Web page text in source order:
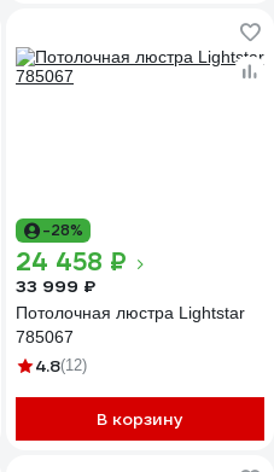
-28%
24 458 ₽
33 999 ₽
Потолочная люстра Lightstar
785067
4.8(12)
В корзину